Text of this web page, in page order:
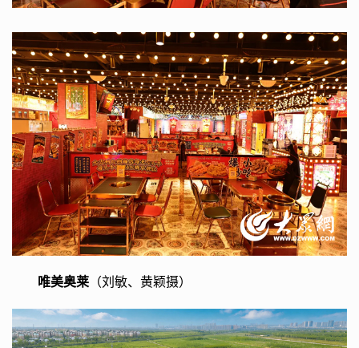
唯美奥莱 （刘敏、黄颖摄）